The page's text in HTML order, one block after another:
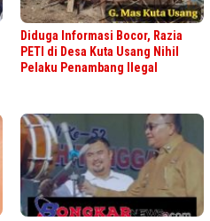
Diduga Informasi Bocor, Razia
PETI di Desa Kuta Usang Nihil
Pelaku Penambang Ilegal